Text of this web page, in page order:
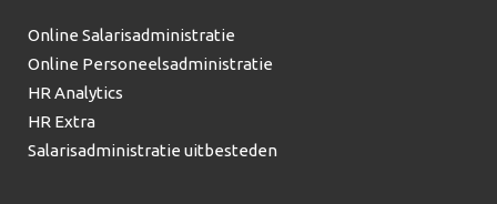
Online Salarisadministratie
Online Personeelsadministratie
HR Analytics
HR Extra
Salarisadministratie uitbesteden